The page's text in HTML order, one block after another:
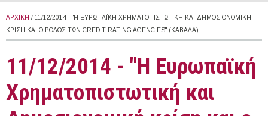
ΑΡΧΙΚΉ / 11/12/2014 - "Η ΕΥΡΩΠΑΪΚΉ ΧΡΗΜΑΤΟΠΙΣΤΩΤΙΚΉ ΚΑΙ ΔΗΜΟΣΙΟΝΟΜΙΚΉ
ΚΡΊΣΗ ΚΑΙ Ο ΡΌΛΟΣ ΤΩΝ CREDIT RATING AGENCIES" (ΚΑΒΆΛΑ)
11/12/2014 - "Η Ευρωπαϊκή
Χρηματοπιστωτική και